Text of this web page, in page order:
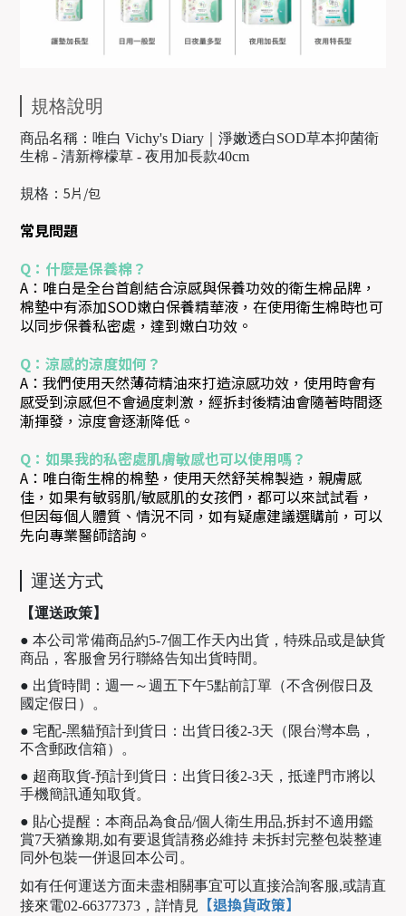
規格說明
商品名稱：唯白 Vichy's Diary｜淨嫩透白SOD草本抑菌衛
生棉 - 清新檸檬草 - 夜用加長款40cm
規格： 5片/包
常見問題
Q：什麼是保養棉？
A：唯白是全台首創結合涼感與保養功效的衛生棉品牌，
棉墊中有添加SOD嫩白保養精華液，在使用衛生棉時也可
以同步保養私密處，達到嫩白功效。
Q：涼感的涼度如何？
A：我們使用天然薄荷精油來打造涼感功效，使用時會有
感受到涼感但不會過度刺激，經拆封後精油會隨著時間逐
漸揮發，涼度會逐漸降低。
Q：如果我的私密處肌膚敏感也可以使用嗎？
A：唯白衛生棉的棉墊，使用天然舒芙棉製造，親膚感
佳，如果有敏弱肌/敏感肌的女孩們，都可以來試試看，
但因每個人體質、情況不同，如有疑慮建議選購前，可以
先向專業醫師諮詢。
運送方式
【運送政策】
● 本公司常備商品約5-7個工作天內出貨，特殊品或是缺貨
商品，客服會另行聯絡告知出貨時間。
● 出貨時間：週一～週五下午5點前訂單（不含例假日及
國定假日）。
● 宅配-黑貓預計到貨日：出貨日後2-3天（限台灣本島，
不含郵政信箱）。
● 超商取貨-預計到貨日：出貨日後2-3天，抵達門市將以
手機簡訊通知取貨。
● 貼心提醒：本商品為食品/個人衛生用品,拆封不適用鑑
賞7天猶豫期,如有要退貨請務必維持 未拆封完整包裝整連
同外包裝一併退回本公司。
如有任何運送方面未盡相關事宜可以直接洽詢客服,或請直
接來電02-66377373， 詳情見 【退換貨政策】